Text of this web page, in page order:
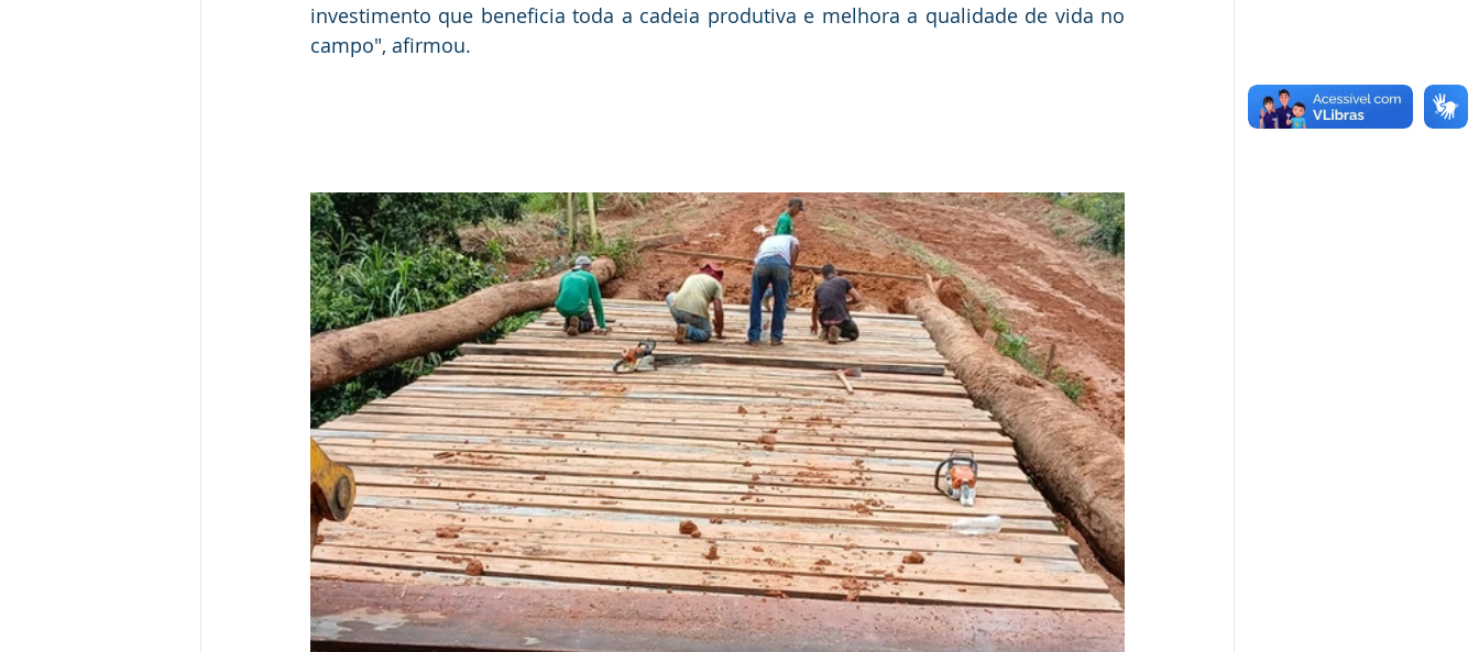
investimento que beneficia toda a cadeia produtiva e melhora a qualidade de vida no
campo", afirmou.